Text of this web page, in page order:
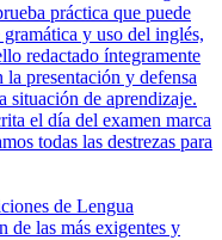
práctica que puede
y uso del inglés,
redactado íntegramente
presentación y defensa
situación de aprendizaje.
el día del examen marca
todas las destrezas para
de Lengua
de las más exigentes y